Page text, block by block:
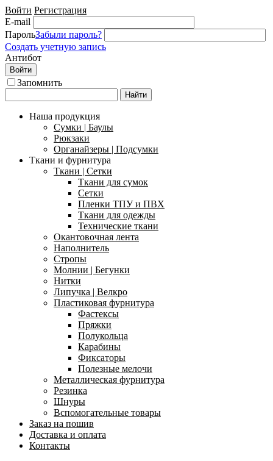
Войти Регистрация
E-mail
ПарольЗабыли пароль?
Создать учетную запись
Антибот
Войти
Запомнить
Найти
Наша продукция
Сумки | Баулы
Рюкзаки
Органайзеры | Подсумки
Ткани и фурнитура
Ткани | Сетки
Ткани для сумок
Сетки
Пленки ТПУ и ПВХ
Ткани для одежды
Технические ткани
Окантовочная лента
Наполнитель
Стропы
Молнии | Бегунки
Нитки
Липучка | Велкро
Пластиковая фурнитура
Фастексы
Пряжки
Полукольца
Карабины
Фиксаторы
Полезные мелочи
Металлическая фурнитура
Резинка
Шнуры
Вспомогательные товары
Заказ на пошив
Доставка и оплата
Контакты